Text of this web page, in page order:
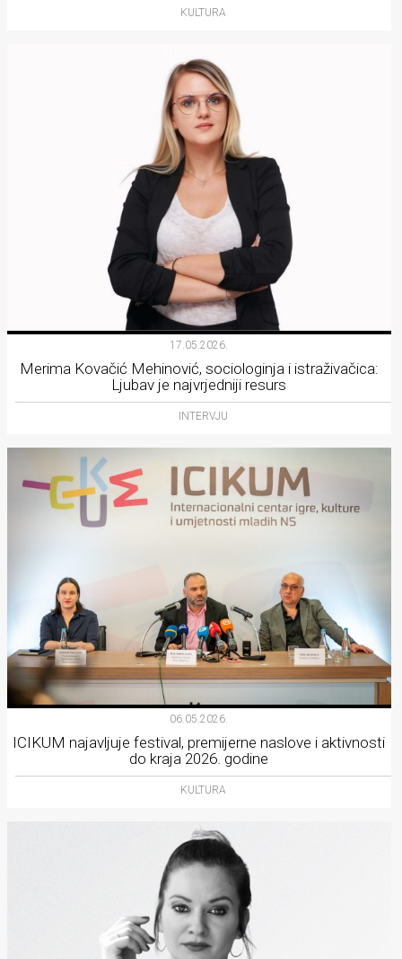
KULTURA
17.05.2026.
Merima Kovačić Mehinović, sociologinja i istraživačica:
Ljubav je najvrjedniji resurs
INTERVJU
06.05.2026.
ICIKUM najavljuje festival, premijerne naslove i aktivnosti
do kraja 2026. godine
KULTURA